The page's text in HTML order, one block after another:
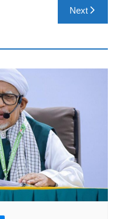
Next